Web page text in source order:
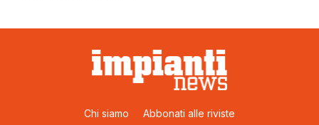
Chi siamo Abbonati alle riviste